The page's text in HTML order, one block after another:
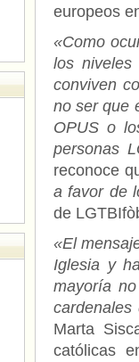
europeos
«Como
los niveles
conviven
no ser que
OPUS o
personas
reconoce
a favor de
de
«El
Iglesia y
mayoría
Marta
católicas